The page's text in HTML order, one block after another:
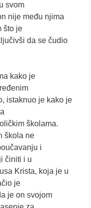
svom
nije među njima
što je
da se čudio
kako je
istaknuo je kako je
školama.
škola ne
i
činiti i u
Krista, koja je u
je
je on svojom